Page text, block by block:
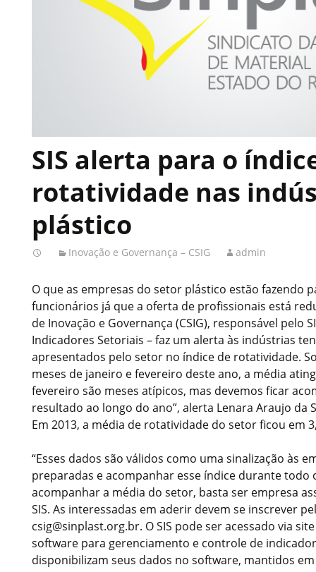
SIS alerta para o
rotatividade nas
plástico
Inovação e Governança – CSIG admin
O que as empresas do setor plástico estão fazendo
funcionários já que a oferta de profissionais está
de Inovação e Governança (CSIG), responsável pelo
Indicadores Setoriais – faz um alerta às indústrias
apresentados pelo setor no índice de rotatividade.
meses de janeiro e fevereiro deste ano, a média
fevereiro são meses atípicos, mas devemos ficar
resultado ao longo do ano”, alerta Lenara Araujo da
Em 2013, a média de rotatividade do setor ficou em
“Esses dados são válidos como uma sinalização às
preparadas e acompanhar esse índice durante todo
acompanhar a média do setor, basta ser empresa
SIS. As interessadas em aderir devem se inscrever
csig@sinplast.org.br. O SIS pode ser acessado via
software para gerenciamento e controle de
disponibilizam seus dados no software, mantidos